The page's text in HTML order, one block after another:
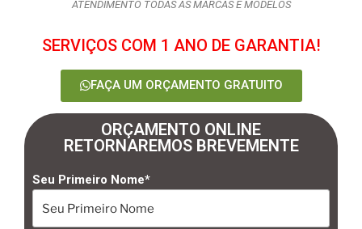
ATENDIMENTO TODAS AS MARCAS E MODELOS
SERVIÇOS COM 1 ANO DE GARANTIA!
FAÇA UM ORÇAMENTO GRATUITO
ORÇAMENTO ONLINE
RETORNAREMOS BREVEMENTE
Seu Primeiro Nome*